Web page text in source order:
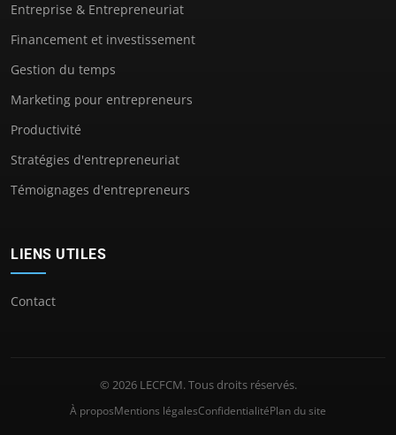
Entreprise & Entrepreneuriat
Financement et investissement
Gestion du temps
Marketing pour entrepreneurs
Productivité
Stratégies d'entrepreneuriat
Témoignages d'entrepreneurs
LIENS UTILES
Contact
© 2026 LECFCM. Tous droits réservés.
À proposMentions légalesConfidentialitéPlan du site